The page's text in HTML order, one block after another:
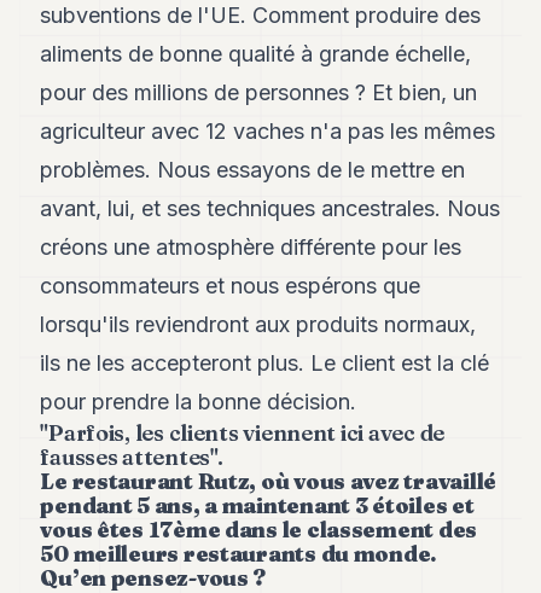
subventions de l'UE. Comment produire des
aliments de bonne qualité à grande échelle,
pour des millions de personnes ? Et bien, un
agriculteur avec 12 vaches n'a pas les mêmes
problèmes. Nous essayons de le mettre en
avant, lui, et ses techniques ancestrales. Nous
créons une atmosphère différente pour les
consommateurs et nous espérons que
lorsqu'ils reviendront aux produits normaux,
ils ne les accepteront plus. Le client est la clé
pour prendre la bonne décision.
"Parfois, les clients viennent ici avec de
fausses attentes".
Le restaurant Rutz, où vous avez travaillé
pendant 5 ans, a maintenant 3 étoiles et
vous êtes 17ème dans le classement des
50 meilleurs restaurants du monde.
Qu’en pensez-vous ?